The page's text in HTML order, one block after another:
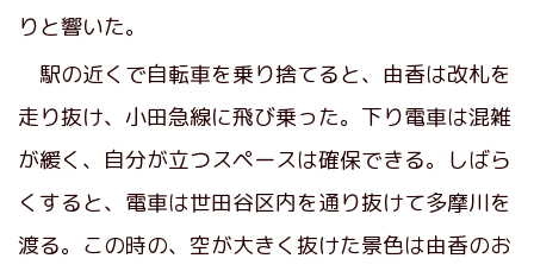
りと響いた。
駅の近くで自転車を乗り捨てると、由香は改札を
走り抜け、小田急線に飛び乗った。下り電車は混雑
が緩く、自分が立つスペースは確保できる。しばら
くすると、電車は世田谷区内を通り抜けて多摩川を
渡る。この時の、空が大きく抜けた景色は由香のお